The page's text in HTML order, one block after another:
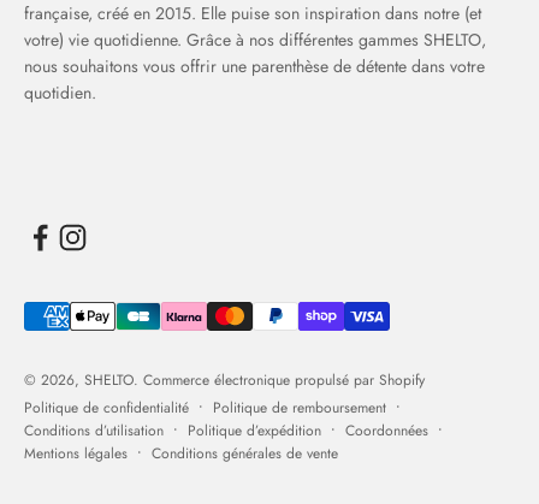
française, créé en 2015. Elle puise son inspiration dans notre (et
votre) vie quotidienne. Grâce à nos différentes gammes SHELTO,
nous souhaitons vous offrir une parenthèse de détente dans votre
quotidien.
© 2026, SHELTO. Commerce électronique propulsé par Shopify
Politique de confidentialité
Politique de remboursement
Conditions d’utilisation
Politique d’expédition
Coordonnées
Mentions légales
Conditions générales de vente